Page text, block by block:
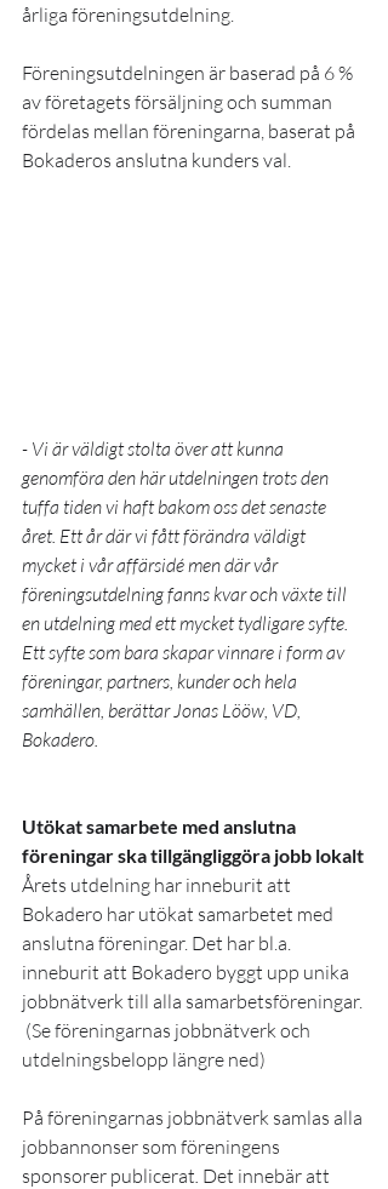
årliga föreningsutdelning.
Föreningsutdelningen är baserad på 6 %
av företagets försäljning och summan
fördelas mellan föreningarna, baserat på
Bokaderos anslutna kunders val.
- Vi är väldigt stolta över att kunna
genomföra den här utdelningen trots den
tuffa tiden vi haft bakom oss det senaste
året. Ett år där vi fått förändra väldigt
mycket i vår affärsidé men där vår
föreningsutdelning fanns kvar och växte till
en utdelning med ett mycket tydligare syfte.
Ett syfte som bara skapar vinnare i form av
föreningar, partners, kunder och hela
samhällen, berättar Jonas Lööw, VD,
Bokadero.
Utökat samarbete med anslutna
föreningar ska tillgängliggöra jobb lokalt
Årets utdelning har inneburit att
Bokadero har utökat samarbetet med
anslutna föreningar. Det har bl.a.
inneburit att Bokadero byggt upp unika
jobbnätverk till alla samarbetsföreningar.
(Se föreningarnas jobbnätverk och
utdelningsbelopp längre ned)
På föreningarnas jobbnätverk samlas alla
jobbannonser som föreningens
sponsorer publicerat Det innebär att